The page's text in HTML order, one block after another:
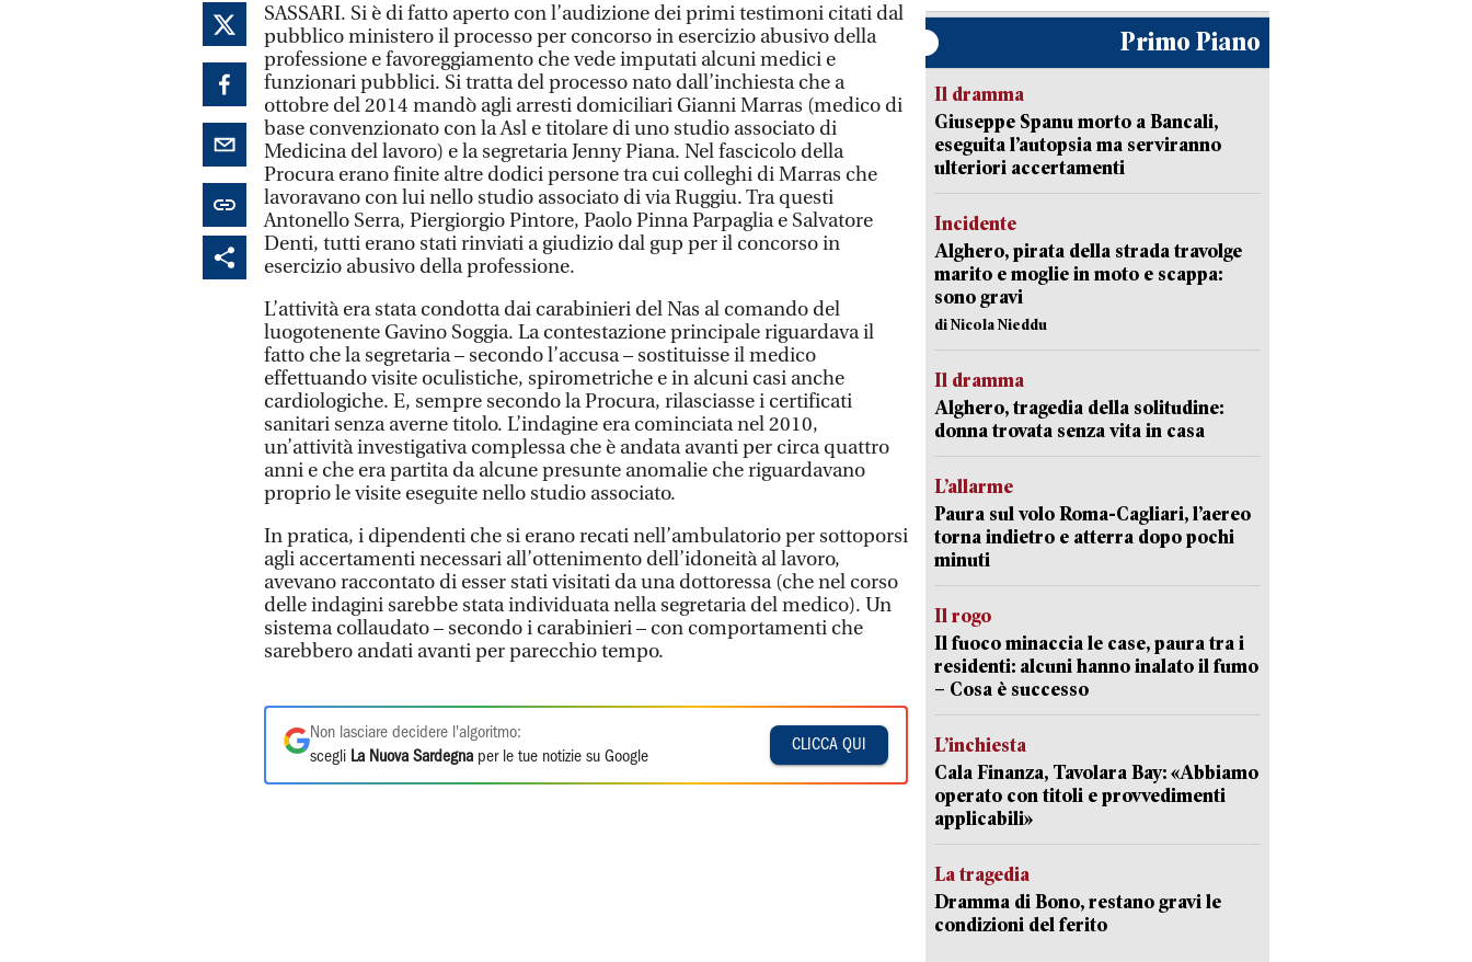
SASSARI. Si è di fatto aperto con l’audizione dei primi testimoni citati dal
pubblico ministero il processo per concorso in esercizio abusivo della
professione e favoreggiamento che vede imputati alcuni medici e
funzionari pubblici. Si tratta del processo nato dall’inchiesta che a
ottobre del 2014 mandò agli arresti domiciliari Gianni Marras (medico di
base convenzionato con la Asl e titolare di uno studio associato di
Medicina del lavoro) e la segretaria Jenny Piana. Nel fascicolo della
Procura erano finite altre dodici persone tra cui colleghi di Marras che
lavoravano con lui nello studio associato di via Ruggiu. Tra questi
Antonello Serra, Piergiorgio Pintore, Paolo Pinna Parpaglia e Salvatore
Denti, tutti erano stati rinviati a giudizio dal gup per il concorso in
esercizio abusivo della professione.
L’attività era stata condotta dai carabinieri del Nas al comando del
luogotenente Gavino Soggia. La contestazione principale riguardava il
fatto che la segretaria – secondo l’accusa – sostituisse il medico
effettuando visite oculistiche, spirometriche e in alcuni casi anche
cardiologiche. E, sempre secondo la Procura, rilasciasse i certificati
sanitari senza averne titolo. L’indagine era cominciata nel 2010,
un’attività investigativa complessa che è andata avanti per circa quattro
anni e che era partita da alcune presunte anomalie che riguardavano
proprio le visite eseguite nello studio associato.
In pratica, i dipendenti che si erano recati nell’ambulatorio per sottoporsi
agli accertamenti necessari all’ottenimento dell’idoneità al lavoro,
avevano raccontato di esser stati visitati da una dottoressa (che nel corso
delle indagini sarebbe stata individuata nella segretaria del medico). Un
sistema collaudato – secondo i carabinieri – con comportamenti che
sarebbero andati avanti per parecchio tempo.
Non lasciare decidere l'algoritmo:
scegli La Nuova Sardegna per le tue notizie su Google
CLICCA QUI
Primo Piano
Il dramma
Giuseppe Spanu morto a Bancali,
eseguita l’autopsia ma serviranno
ulteriori accertamenti
Incidente
Alghero, pirata della strada travolge
marito e moglie in moto e scappa:
sono gravi
di Nicola Nieddu
Il dramma
Alghero, tragedia della solitudine:
donna trovata senza vita in casa
L’allarme
Paura sul volo Roma-Cagliari, l’aereo
torna indietro e atterra dopo pochi
minuti
Il rogo
Il fuoco minaccia le case, paura tra i
residenti: alcuni hanno inalato il fumo
– Cosa è successo
L’inchiesta
Cala Finanza, Tavolara Bay: «Abbiamo
operato con titoli e provvedimenti
applicabili»
La tragedia
Dramma di Bono, restano gravi le
condizioni del ferito